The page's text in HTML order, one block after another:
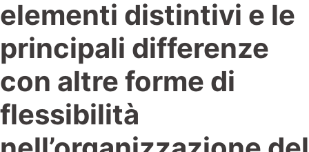
elementi distintivi e le
principali differenze
con altre forme di
flessibilità